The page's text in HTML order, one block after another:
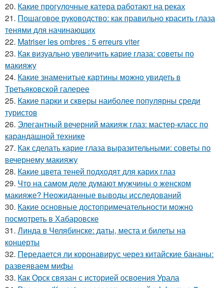
20. Какие прогулочные катера работают на реках
21. Пошаговое руководство: как правильно красить глаза
тенями для начинающих
22. Matriser les ombres : 5 erreurs viter
23. Как визуально увеличить карие глаза: советы по
макияжу
24. Какие знаменитые картины можно увидеть в
Третьяковской галерее
25. Какие парки и скверы наиболее популярны среди
туристов
26. Элегантный вечерний макияж глаз: мастер-класс по
карандашной технике
27. Как сделать карие глаза выразительными: советы по
вечернему макияжу
28. Какие цвета теней подходят для карих глаз
29. Что на самом деле думают мужчины о женском
макияже? Неожиданные выводы исследований
30. Какие основные достопримечательности можно
посмотреть в Хабаровске
31. Линда в Челябинске: даты, места и билеты на
концерты
32. Передается ли коронавирус через китайские бананы:
развеяваем мифы
33. Как Орск связан с историей освоения Урала